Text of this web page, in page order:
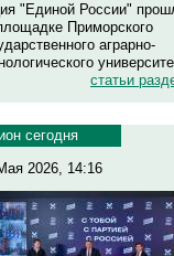
"Единой России"
Приморского
аграрно-
статьи
сегодня
2026, 14:16